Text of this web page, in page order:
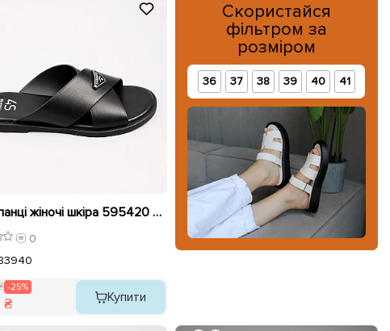
Шльопанці жіночі шкіра 595420 Чорні розпродаж
0
3940
-25%
₴ Купити
Скористайся
фільтром за
розміром
36 37 38 39 40 41